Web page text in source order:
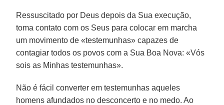
Ressuscitado por Deus depois da Sua execução,
toma contato com os Seus para colocar em marcha
um movimento de «testemunhas» capazes de
contagiar todos os povos com a Sua Boa Nova: «Vós
sois as Minhas testemunhas».
Não é fácil converter em testemunhas aqueles
homens afundados no desconcerto e no medo. Ao